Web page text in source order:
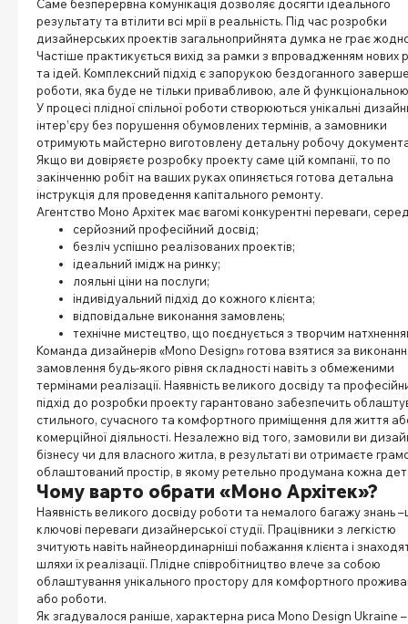
Саме безперервна комунікація дозволяє досягти ідеального
результату та втілити всі мрії в реальність. Під час розробки
дизайнерських проектів загальноприйнята думка не грає
Частіше практикується вихід за рамки з впровадженням нових
та ідей. Комплексний підхід є запорукою бездоганного
роботи, яка буде не тільки привабливою, але й
У процесі плідної спільної роботи створюються унікальні
інтер’єру без порушення обумовлених термінів, а замовники
отримують майстерно виготовлену детальну робочу
Якщо ви довіряєте розробку проекту саме цій компанії, то по
закінченню робіт на ваших руках опиняється готова детальна
інструкція для проведення капітального ремонту.
Агентство Моно Архітек має вагомі конкурентні переваги,
серйозний професійний досвід;
безліч успішно реалізованих проектів;
ідеальний імідж на ринку;
лояльні ціни на послуги;
індивідуальний підхід до кожного клієнта;
відповідальне виконання замовлень;
технічне мистецтво, що поєднується з творчим
Команда дизайнерів «Mono Design» готова взятися за
замовлення будь-якого рівня складності навіть з обмеженими
термінами реалізації. Наявність великого досвіду та
підхід до розробки проекту гарантовано забезпечить
стильного, сучасного та комфортного приміщення для життя
комерційної діяльності. Незалежно від того, замовили ви
бізнесу чи для власного житла, в результаті ви отримаєте
облаштований простір, в якому ретельно продумана кожна
Чому варто обрати «Моно Архітек»?
Наявність великого досвіду роботи та немалого багажу знань
ключові переваги дизайнерської студії. Працівники з легкістю
зчитують навіть найнеординарніші побажання клієнта і
шляхи їх реалізації. Плідне співробітництво влече за собою
облаштування унікального простору для комфортного
або роботи.
Як згадувалося раніше, характерна риса Mono Design Ukraine